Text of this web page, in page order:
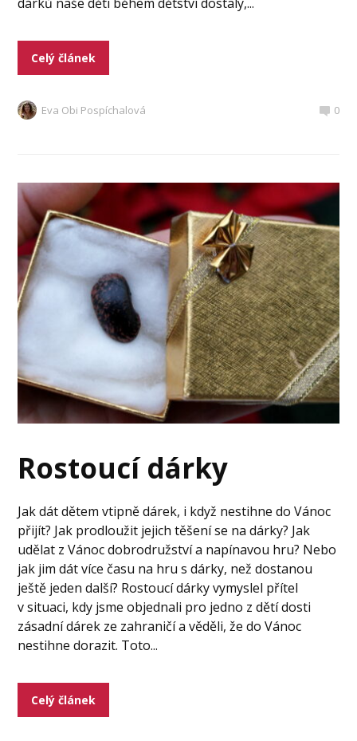
Celý článek
Eva Obi Pospíchalová 0
Rostoucí dárky
Jak dát dětem vtipně dárek, i když nestihne do Vánoc
přijít? Jak prodloužit jejich těšení se na dárky? Jak
udělat z Vánoc dobrodružství a napínavou hru? Nebo
jak jim dát více času na hru s dárky, než dostanou
ještě jeden další? Rostoucí dárky vymyslel přítel
v situaci, kdy jsme objednali pro jedno z dětí dosti
zásadní dárek ze zahraničí a věděli, že do Vánoc
nestihne dorazit. Toto...
Celý článek